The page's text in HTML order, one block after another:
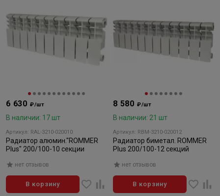
6 630 ₽/шт
В наличии: 17 шт
Артикул: RAL-3210-020010
Радиатор алюмин."ROMMER
Plus" 200/100-10 секции
нет отзывов
В корзину
8 580 ₽/шт
В наличии: 21 шт
Артикул: RBM-3210-020012
Радиатор биметал. ROMMER
Plus 200/100-12 секций
нет отзывов
В корзину